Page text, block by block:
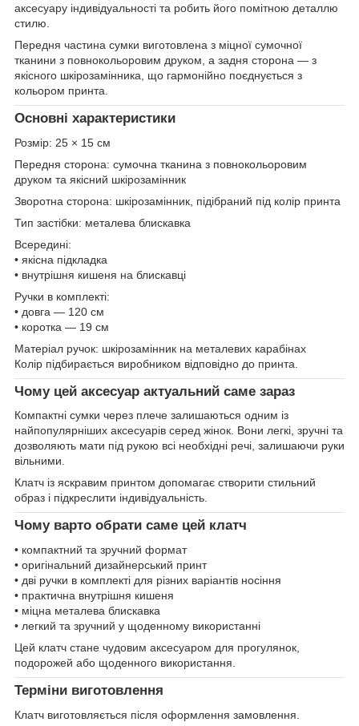
аксесуару індивідуальності та робить його помітною деталлю
стилю.
Передня частина сумки виготовлена з міцної сумочної
тканини з повнокольоровим друком, а задня сторона — з
якісного шкірозамінника, що гармонійно поєднується з
кольором принта.
Основні характеристики
Розмір: 25 × 15 см
Передня сторона: сумочна тканина з повнокольоровим
друком та якісний шкірозамінник
Зворотна сторона: шкірозамінник, підібраний під колір принта
Тип застібки: металева блискавка
Всередині:
• якісна підкладка
• внутрішня кишеня на блискавці
Ручки в комплекті:
• довга — 120 см
• коротка — 19 см
Матеріал ручок: шкірозамінник на металевих карабінах
Колір підбирається виробником відповідно до принта.
Чому цей аксесуар актуальний саме зараз
Компактні сумки через плече залишаються одним із
найпопулярніших аксесуарів серед жінок. Вони легкі, зручні та
дозволяють мати під рукою всі необхідні речі, залишаючи руки
вільними.
Клатч із яскравим принтом допомагає створити стильний
образ і підкреслити індивідуальність.
Чому варто обрати саме цей клатч
• компактний та зручний формат
• оригінальний дизайнерський принт
• дві ручки в комплекті для різних варіантів носіння
• практична внутрішня кишеня
• міцна металева блискавка
• легкий та зручний у щоденному використанні
Цей клатч стане чудовим аксесуаром для прогулянок,
подорожей або щоденного використання.
Терміни виготовлення
Клатч виготовляється після оформлення замовлення.